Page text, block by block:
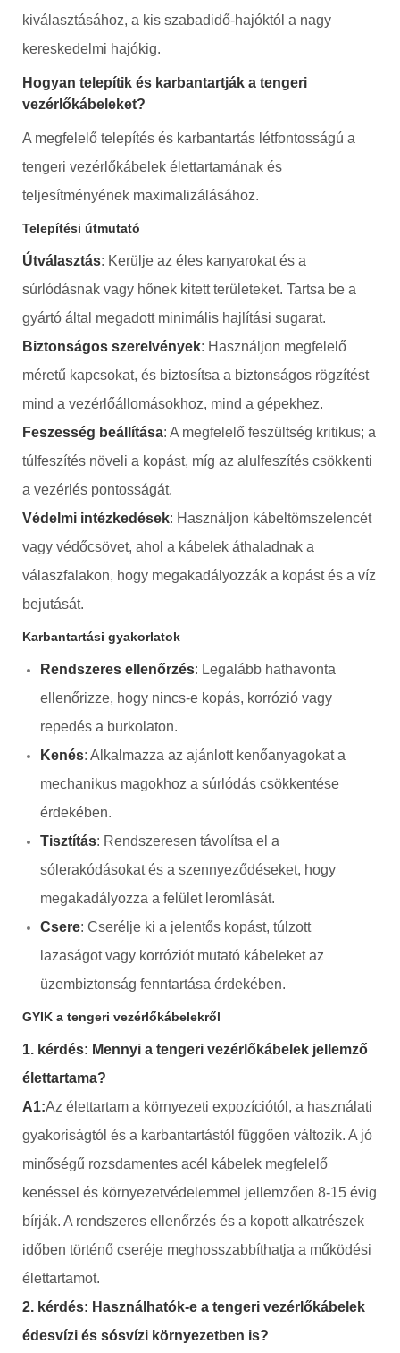
kiválasztásához, a kis szabadidő-hajóktól a nagy
kereskedelmi hajókig.
Hogyan telepítik és karbantartják a tengeri
vezérlőkábeleket?
A megfelelő telepítés és karbantartás létfontosságú a
tengeri vezérlőkábelek élettartamának és
teljesítményének maximalizálásához.
Telepítési útmutató
Útválasztás: Kerülje az éles kanyarokat és a
súrlódásnak vagy hőnek kitett területeket. Tartsa be a
gyártó által megadott minimális hajlítási sugarat.
Biztonságos szerelvények: Használjon megfelelő
méretű kapcsokat, és biztosítsa a biztonságos rögzítést
mind a vezérlőállomásokhoz, mind a gépekhez.
Feszesség beállítása: A megfelelő feszültség kritikus; a
túlfeszítés növeli a kopást, míg az alulfeszítés csökkenti
a vezérlés pontosságát.
Védelmi intézkedések: Használjon kábeltömszelencét
vagy védőcsövet, ahol a kábelek áthaladnak a
válaszfalakon, hogy megakadályozzák a kopást és a víz
bejutását.
Karbantartási gyakorlatok
Rendszeres ellenőrzés: Legalább hathavonta
ellenőrizze, hogy nincs-e kopás, korrózió vagy
repedés a burkolaton.
Kenés: Alkalmazza az ajánlott kenőanyagokat a
mechanikus magokhoz a súrlódás csökkentése
érdekében.
Tisztítás: Rendszeresen távolítsa el a
sólerakódásokat és a szennyeződéseket, hogy
megakadályozza a felület leromlását.
Csere: Cserélje ki a jelentős kopást, túlzott
lazaságot vagy korróziót mutató kábeleket az
üzembiztonság fenntartása érdekében.
GYIK a tengeri vezérlőkábelekről
1. kérdés: Mennyi a tengeri vezérlőkábelek jellemző
élettartama?
A1:Az élettartam a környezeti expozíciótól, a használati
gyakoriságtól és a karbantartástól függően változik. A jó
minőségű rozsdamentes acél kábelek megfelelő
kenéssel és környezetvédelemmel jellemzően 8-15 évig
bírják. A rendszeres ellenőrzés és a kopott alkatrészek
időben történő cseréje meghosszabbíthatja a működési
élettartamot.
2. kérdés: Használhatók-e a tengeri vezérlőkábelek
édesvízi és sósvízi környezetben is?